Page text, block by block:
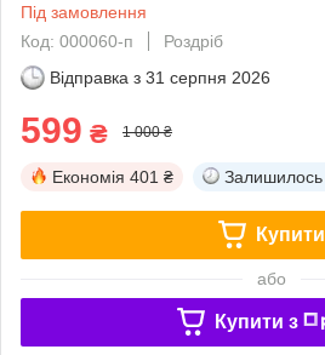
Під замовлення
Код: 000060-п
Роздріб
Відправка з 31 серпня 2026
599 ₴ 1 000 ₴
Економія 401 ₴ Залишилось
Купити
або
Купити з